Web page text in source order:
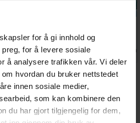
for å gi innhold og
for å levere sosiale
å analysere trafikken vår. Vi deler
hvordan du bruker nettstedet
innen sosiale medier,
som kan kombinere den
du har gjort tilgjengelig for dem,
for å kunne spilles
på
lager:1
Battlefruit
Galaxy
328,- Antall på
Legg i
Battlefruit
321,- Antall på
også